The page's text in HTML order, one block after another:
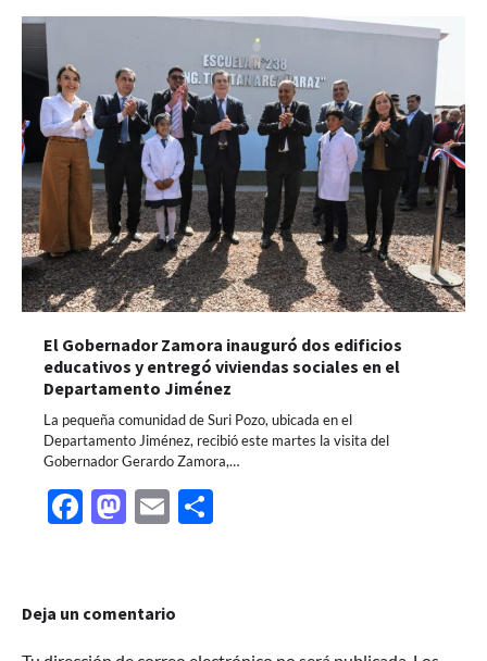
El Gobernador Zamora inauguró dos edificios
educativos y entregó viviendas sociales en el
Departamento Jiménez
La pequeña comunidad de Suri Pozo, ubicada en el
Departamento Jiménez, recibió este martes la visita del
Gobernador Gerardo Zamora,…
Facebook
Mastodon
Email
Deja un comentario